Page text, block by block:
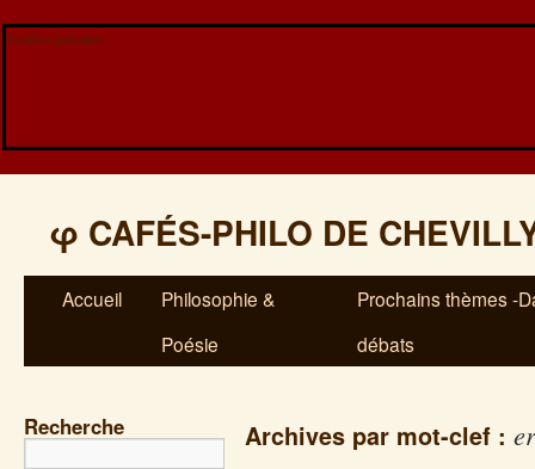
Veuillez patienter...
φ CAFÉS-PHILO DE
Accueil
Philosophie &
Poésie
Prochains thèmes -
débats
Recherche Archives par mot-clef :